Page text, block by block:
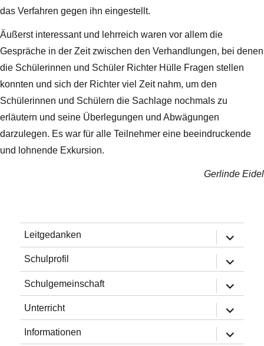
das Verfahren gegen ihn eingestellt.
Äußerst interessant und lehrreich waren vor allem die
Gespräche in der Zeit zwischen den Verhandlungen, bei denen
die Schülerinnen und Schüler Richter Hülle Fragen stellen
konnten und sich der Richter viel Zeit nahm, um den
Schülerinnen und Schülern die Sachlage nochmals zu
erläutern und seine Überlegungen und Abwägungen
darzulegen. Es war für alle Teilnehmer eine beeindruckende
und lohnende Exkursion.
Gerlinde Eidel
Leitgedanken
öffnen
Schulprofil
öffnen
Schulgemeinschaft
öffnen
Unterricht
öffnen
Informationen
öffnen